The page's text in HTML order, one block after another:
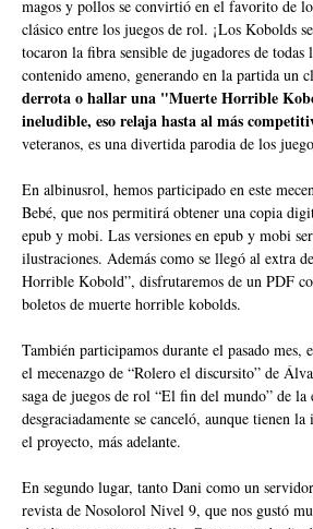
magos y pollos se convirtió en el favorito de
clásico entre los juegos de rol. ¡Los Kobolds
tocaron la fibra sensible de jugadores de todas
contenido ameno, generando en la partida un
derrota o hallar una "Muerte Horrible
ineludible, eso relaja hasta al más
veteranos, es una divertida parodia de los
En albinusrol, hemos participado en este
Bebé, que nos permitirá obtener una copia
epub y mobi. Las versiones en epub y mobi
ilustraciones. Además como se llegó al extra
Horrible Kobold”, disfrutaremos de un PDF
boletos de muerte horrible kobolds.
También participamos durante el pasado mes,
el mecenazgo de “Rolero el discursito” de
saga de juegos de rol “El fin del mundo” de la
desgraciadamente se canceló, aunque tienen
el proyecto, más adelante.
En segundo lugar, tanto Dani como un
revista de Nosolorol Nivel 9, que nos gustó